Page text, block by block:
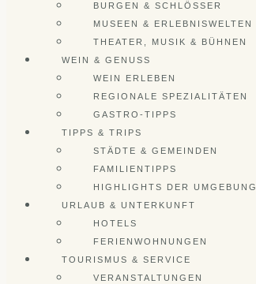
BURGEN & SCHLÖSSER
MUSEEN & ERLEBNISWELTEN
THEATER, MUSIK & BÜHNEN
WEIN & GENUSS
WEIN ERLEBEN
REGIONALE SPEZIALITÄTEN
GASTRO-TIPPS
TIPPS & TRIPS
STÄDTE & GEMEINDEN
FAMILIENTIPPS
HIGHLIGHTS DER UMGEBUNG
URLAUB & UNTERKUNFT
HOTELS
FERIENWOHNUNGEN
TOURISMUS & SERVICE
VERANSTALTUNGEN